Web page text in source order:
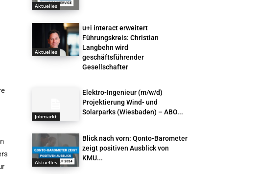
Aktuelles
Aktuelles
u+i interact erweitert
Führungskreis: Christian
Langbehn wird
geschäftsführender
Gesellschafter
Jobmarkt
Elektro-Ingenieur (m/w/d)
Projektierung Wind- und
Solarparks (Wiesbaden) – ABO...
Aktuelles
Blick nach vorn: Qonto-Barometer
zeigt positiven Ausblick von
KMU...